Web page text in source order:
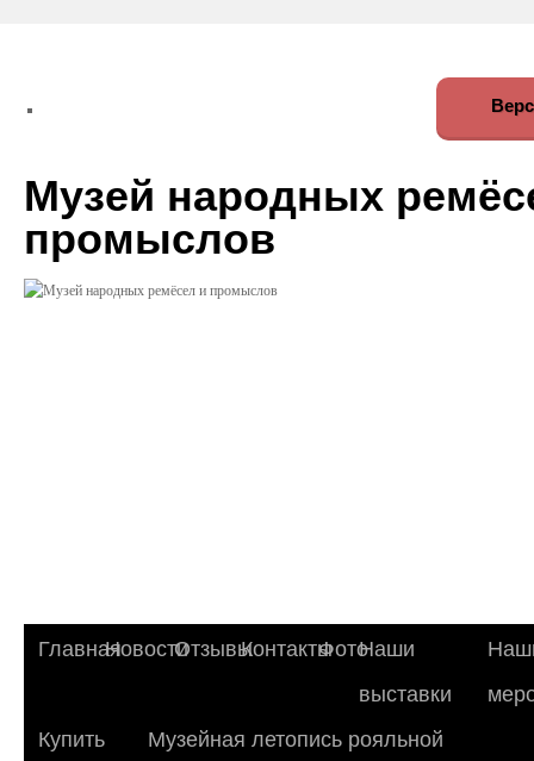
Музей народных
промыслов
ГлавнаяНовостиОтзывыКонтактыФотоНаши
выставки
Купить
Музейная летопись рояльной